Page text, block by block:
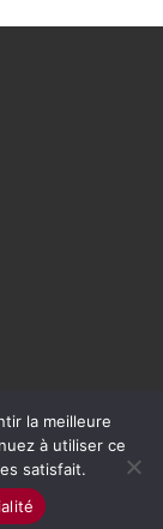
la meilleure
à utiliser ce
satisfait.